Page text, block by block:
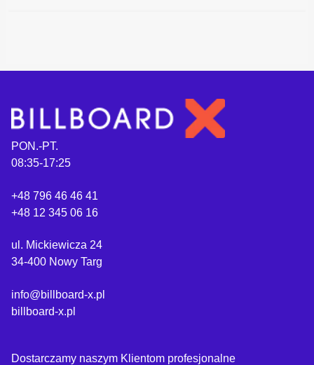
PON.-PT.
08:35-17:25
+48 796 46 46 41
+48 12 345 06 16
ul. Mickiewicza 24
34-400 Nowy Targ
info@billboard-x.pl
billboard-x.pl
Dostarczamy naszym Klientom profesjonalne